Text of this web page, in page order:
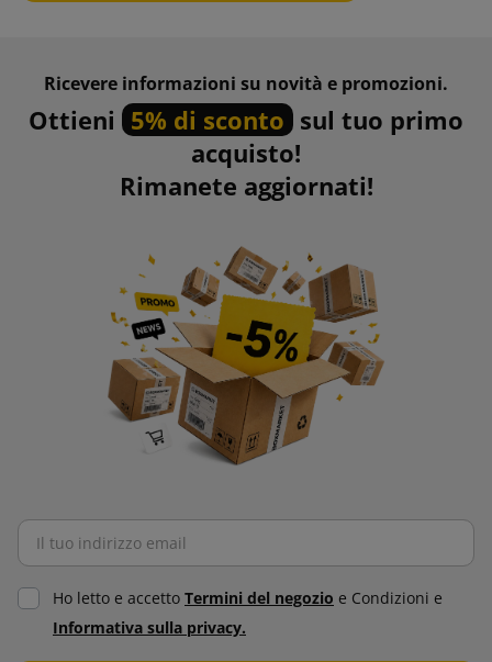
Ricevere informazioni su novità e promozioni.
Ottieni 5% di sconto sul tuo primo
acquisto!
Rimanete aggiornati!
Ho letto e accetto Termini del negozio e Condizioni e
Informativa sulla privacy.